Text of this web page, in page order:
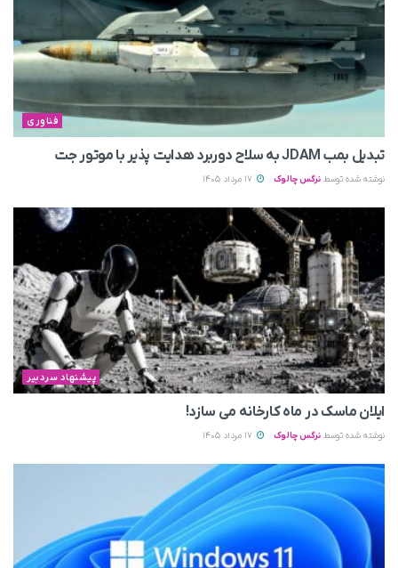
فناوری
تبدیل بمب JDAM به سلاح دوربرد هدایت پذیر با موتور جت
نوشته شده توسط نرگس چالوک
پیشنهاد سردبیر
ایلان ماسک در ماه کارخانه می سازد!
نوشته شده توسط نرگس چالوک